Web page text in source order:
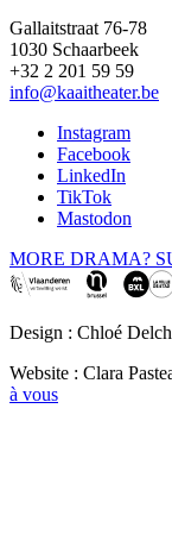
Gallaitstraat 76-78
1030 Schaarbeek
+32 2 201 59 59
info@kaaitheater.be
Instagram
Facebook
LinkedIn
TikTok
Mastodon
MORE DRAMA?
Design : Chloé
Website : Clara
à vous